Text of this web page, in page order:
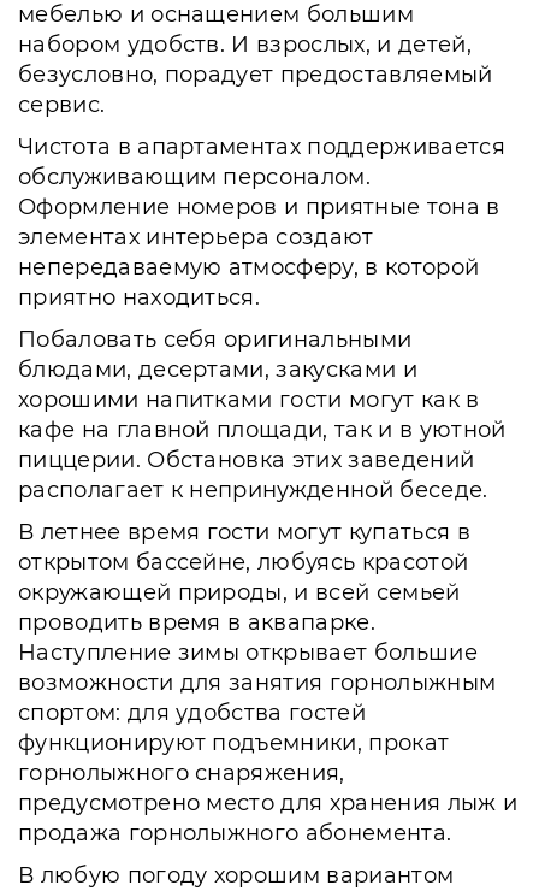
мебелью и оснащением большим
набором удобств. И взрослых, и детей,
безусловно, порадует предоставляемый
сервис.
Чистота в апартаментах поддерживается
обслуживающим персоналом.
Оформление номеров и приятные тона в
элементах интерьера создают
непередаваемую атмосферу, в которой
приятно находиться.
Побаловать себя оригинальными
блюдами, десертами, закусками и
хорошими напитками гости могут как в
кафе на главной площади, так и в уютной
пиццерии. Обстановка этих заведений
располагает к непринужденной беседе.
В летнее время гости могут купаться в
открытом бассейне, любуясь красотой
окружающей природы, и всей семьей
проводить время в аквапарке.
Наступление зимы открывает большие
возможности для занятия горнолыжным
спортом: для удобства гостей
функционируют подъемники, прокат
горнолыжного снаряжения,
предусмотрено место для хранения лыж и
продажа горнолыжного абонемента.
В любую погоду хорошим вариантом